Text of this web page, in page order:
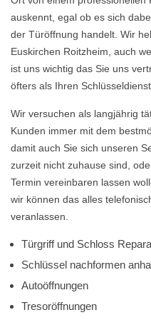
auskennt, egal ob es sich
der Türöffnung handelt. Wir
Euskirchen Roitzheim, auch
ist uns wichtig das Sie uns
öfters als Ihren
Wir versuchen als langjährig
Kunden immer mit dem
damit auch Sie sich unseren
zurzeit nicht zuhause sind,
Termin vereinbaren lassen
wir können das alles
veranlassen.
Türgriff und Schloss
Schlüssel nachformen
Autoöffnungen
Tresoröffnungen